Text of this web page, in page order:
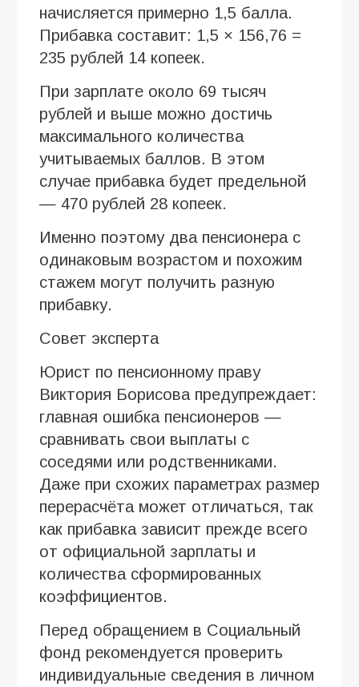
начисляется примерно 1,5 балла.
Прибавка составит: 1,5 × 156,76 =
235 рублей 14 копеек.
При зарплате около 69 тысяч
рублей и выше можно достичь
максимального количества
учитываемых баллов. В этом
случае прибавка будет предельной
— 470 рублей 28 копеек.
Именно поэтому два пенсионера с
одинаковым возрастом и похожим
стажем могут получить разную
прибавку.
Совет эксперта
Юрист по пенсионному праву
Виктория Борисова предупреждает:
главная ошибка пенсионеров —
сравнивать свои выплаты с
соседями или родственниками.
Даже при схожих параметрах размер
перерасчёта может отличаться, так
как прибавка зависит прежде всего
от официальной зарплаты и
количества сформированных
коэффициентов.
Перед обращением в Социальный
фонд рекомендуется проверить
индивидуальные сведения в личном